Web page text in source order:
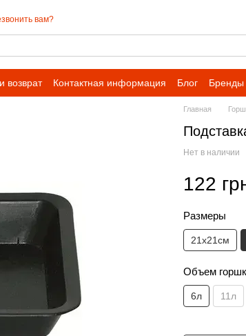
вам?
возврат Контактная информация Блог Бренды
Главная
Нет в наличии
122
Размеры
21х21см
Объем
6л 11л